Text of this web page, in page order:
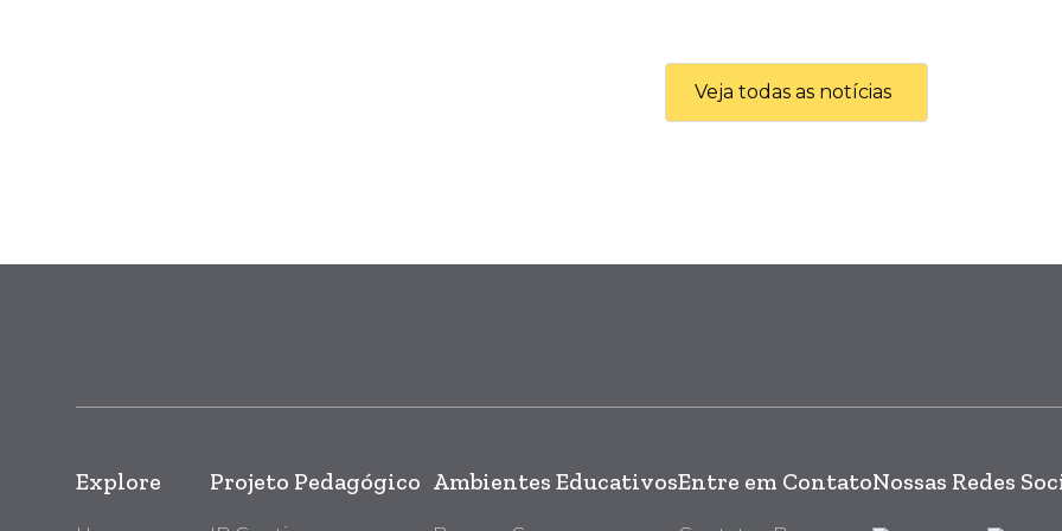
Veja todas as notícias
Explore Projeto Pedagógico Ambientes EducativosEntre em ContatoNossas Redes